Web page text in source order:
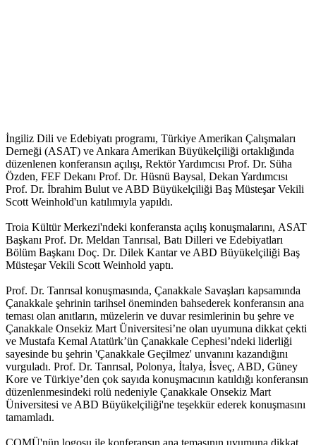
İngiliz Dili ve Edebiyatı programı, Türkiye Amerikan Çalışmaları
Derneği (ASAT) ve Ankara Amerikan Büyükelçiliği ortaklığında
düzenlenen konferansın açılışı, Rektör Yardımcısı Prof. Dr. Süha
Özden, FEF Dekanı Prof. Dr. Hüsnü Baysal, Dekan Yardımcısı
Prof. Dr. İbrahim Bulut ve ABD Büyükelçiliği Baş Müsteşar Vekili
Scott Weinhold'un katılımıyla yapıldı.
Troia Kültür Merkezi'ndeki konferansta açılış konuşmalarını, ASAT
Başkanı Prof. Dr. Meldan Tanrısal, Batı Dilleri ve Edebiyatları
Bölüm Başkanı Doç. Dr. Dilek Kantar ve ABD Büyükelçiliği Baş
Müsteşar Vekili Scott Weinhold yaptı.
Prof. Dr. Tanrısal konuşmasında, Çanakkale Savaşları kapsamında
Çanakkale şehrinin tarihsel öneminden bahsederek konferansın ana
teması olan anıtların, müzelerin ve duvar resimlerinin bu şehre ve
Çanakkale Onsekiz Mart Üniversitesi’ne olan uyumuna dikkat çekti
ve Mustafa Kemal Atatürk’ün Çanakkale Cephesi’ndeki liderliği
sayesinde bu şehrin 'Çanakkale Geçilmez' unvanını kazandığını
vurguladı. Prof. Dr. Tanrısal, Polonya, İtalya, İsveç, ABD, Güney
Kore ve Türkiye’den çok sayıda konuşmacının katıldığı konferansın
düzenlenmesindeki rolü nedeniyle Çanakkale Onsekiz Mart
Üniversitesi ve ABD Büyükelçiliği'ne teşekkür ederek konuşmasını
tamamladı.